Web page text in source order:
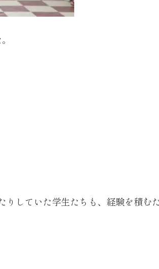
していた学生たちも、経験を積む